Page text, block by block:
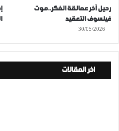
رحيل آخر عمالقة الفكر..موت
فيلسوف التعقيد
30/05/2026
اخر المقالات